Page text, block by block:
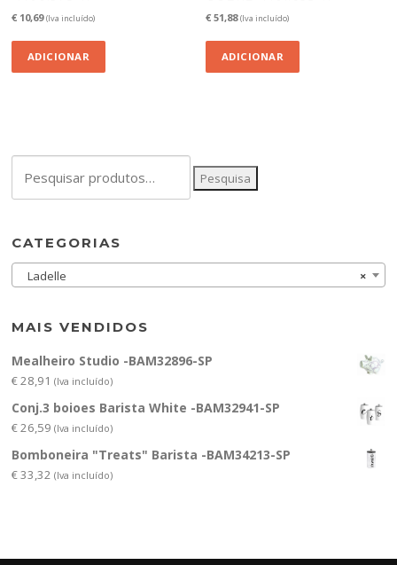
€ 10,69 (Iva incluído)
ADICIONAR
€ 51,88 (Iva incluído)
ADICIONAR
por:
Pesquisa
CATEGORIAS
×
Ladelle
MAIS VENDIDOS
Mealheiro Studio -BAM32896-SP
€28,91 (Iva incluído)
Conj.3 boioes Barista White -BAM32941-SP
€26,59 (Iva incluído)
Bomboneira "Treats" Barista -BAM34213-SP
€33,32 (Iva incluído)